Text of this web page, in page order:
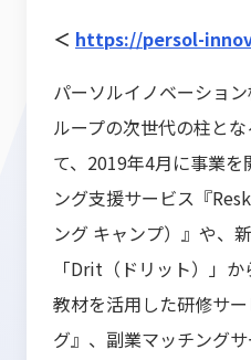
＜ https://persol-
パーソルイノベーショ
ループの次世代の柱と
て、2019年4月に事業
ング支援サービス『
ング キャンプ）』や、
「Drit（ドリット）」
教材を活用した研修サ
グ』、副業マッチング